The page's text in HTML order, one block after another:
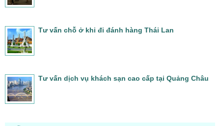
Tư vấn chỗ ở khi đi đánh hàng Thái Lan
Tư vấn dịch vụ khách sạn cao cấp tại Quảng Châu